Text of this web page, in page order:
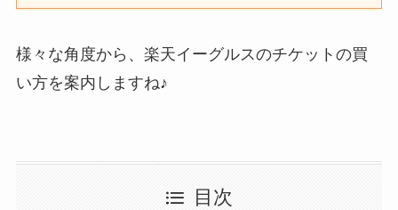
様々な角度から、楽天イーグルスのチケットの買
い方を案内しますね♪
目次